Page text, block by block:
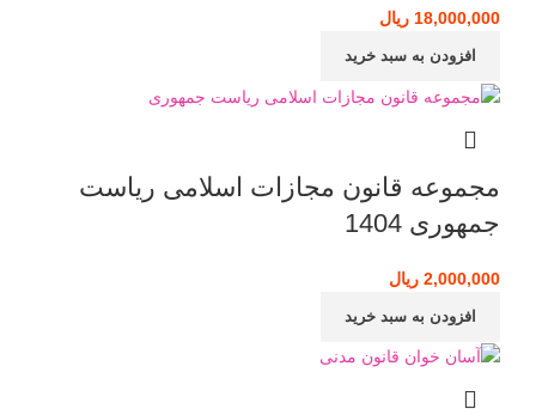
18,000,000 ریال
افزودن به سبد خرید
مجموعه قانون مجازات اسلامی ریاست
جمهوری 1404
2,000,000 ریال
افزودن به سبد خرید